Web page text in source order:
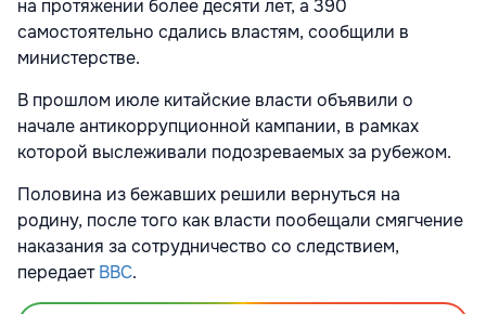
на протяжении более десяти лет, а 390
самостоятельно сдались властям, сообщили в
министерстве.
В прошлом июле китайские власти объявили о
начале антикоррупционной кампании, в рамках
которой выслеживали подозреваемых за рубежом.
Половина из бежавших решили вернуться на
родину, после того как власти пообещали смягчение
наказания за сотрудничество со следствием,
передаетВВС.